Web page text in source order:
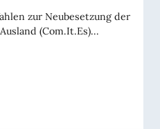
zur Neubesetzung der
(Com.It.Es)...